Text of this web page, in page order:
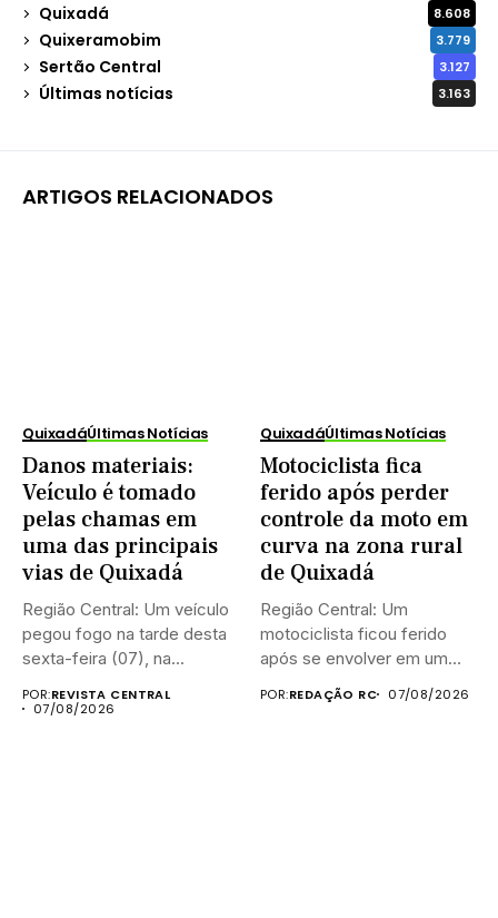
Quixadá 8.608
Quixeramobim 3.779
Sertão Central 3.127
Últimas notícias 3.163
ARTIGOS RELACIONADOS
QuixadáÚltimas Notícias
Danos materiais:
Veículo é tomado
pelas chamas em
uma das principais
vias de Quixadá
Região Central: Um veículo
pegou fogo na tarde desta
sexta-feira (07), na...
POR:REVISTA CENTRAL
07/08/2026
QuixadáÚltimas Notícias
Motociclista fica
ferido após perder
controle da moto em
curva na zona rural
de Quixadá
Região Central: Um
motociclista ficou ferido
após se envolver em um
POR:REDAÇÃO RC 07/08/2026